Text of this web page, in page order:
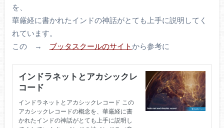
を、
華厳経に書かれたインドの神話がとても上手に説明してく
れています。
この → ブッタスクールのサイト から参考に